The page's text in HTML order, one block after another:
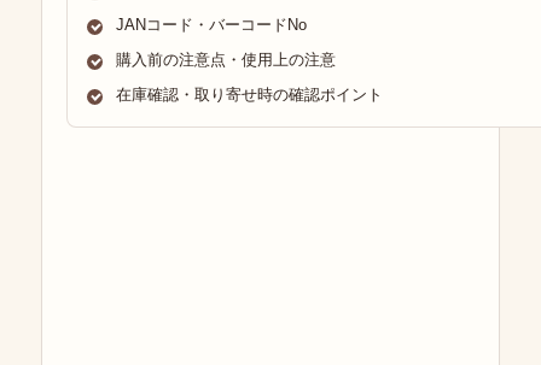
JANコード・バーコードNo
購入前の注意点・使用上の注意
在庫確認・取り寄せ時の確認ポイント